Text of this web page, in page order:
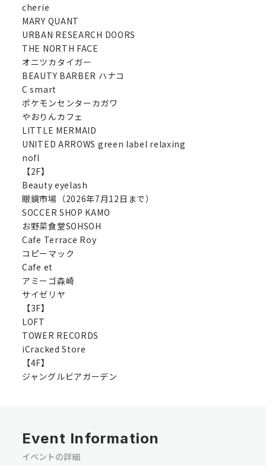
cherie
MARY QUANT
URBAN RESEARCH DOORS
THE NORTH FACE
オニツカタイガー
BEAUTY BARBER ハナコ
C smart
ポケモンセンターカガワ
やおりんカフェ
LITTLE MERMAID
UNITED ARROWS green label relaxing
nofl
【2F】
Beauty eyelash
眼鏡市場（2026年7月12日まで）
SOCCER SHOP KAMO
お野菜食堂SOHSOH
Cafe Terrace Roy
コピーマック
Cafe et
アミーゴ森崎
サイゼリヤ
【3F】
LOFT
TOWER RECORDS
iCracked Store
【4F】
ジャングルビアガーデン
Event Information
イベントの詳細